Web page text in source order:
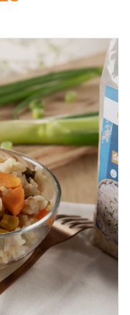
accord pour que
ce formulaire
la note et le
cette page. Pour
de ces données,
*
Envoyer